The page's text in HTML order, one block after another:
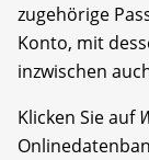
zugehörige
Konto, mit
inzwischen
Klicken Sie auf